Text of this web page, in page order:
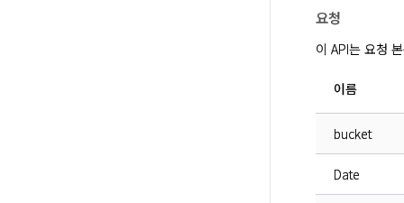
요청
이 API는 요청
이름
bucket
Date